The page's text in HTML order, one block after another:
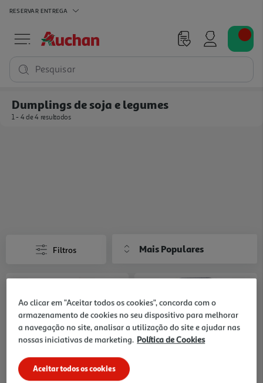
RESERVAR ENTREGA
Pesquisar
Dumplings de soja e legumes
1 - 4 de 4 resultados
Filtros Mais Populares
4.5 (89)
0.18 €/un
Ao clicar em "Aceitar todos os cookies", concorda com o
armazenamento de cookies no seu dispositivo para melhorar
a navegação no site, analisar a utilização do site e ajudar nas
nossas iniciativas de marketing. Política de Cookies
Aceitar todos os cookies